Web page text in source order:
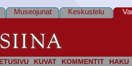
ETUSIVU KUVAT KOMMENTIT HAKU
Museojunat Keskustelu